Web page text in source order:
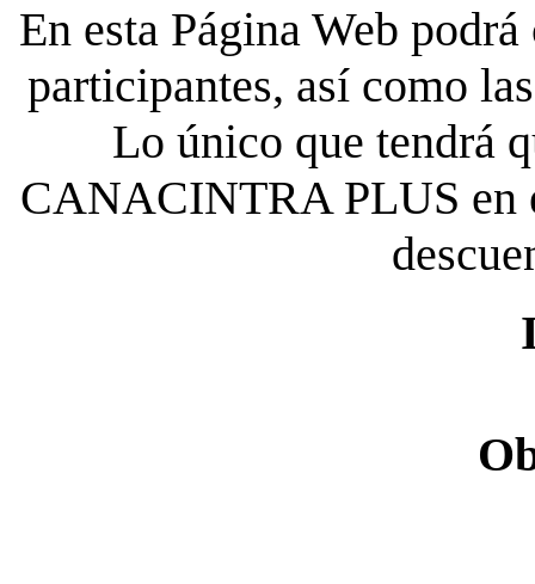
En esta Página Web
participantes, así como
Lo único que tendrá
CANACINTRA PLUS en